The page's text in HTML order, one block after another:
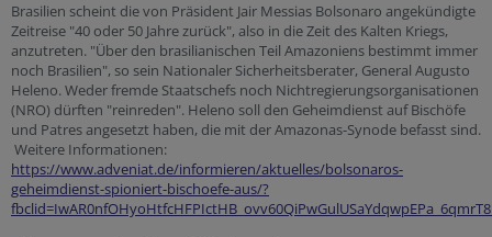
Brasilien scheint die von Präsident Jair Messias Bolsonaro angekündigte
Zeitreise "40 oder 50 Jahre zurück", also in die Zeit des Kalten Kriegs,
anzutreten. "Über den brasilianischen Teil Amazoniens bestimmt immer
noch Brasilien", so sein Nationaler Sicherheitsberater, General Augusto
Heleno. Weder fremde Staatschefs noch Nichtregierungsorganisationen
(NRO) dürften "reinreden". Heleno soll den Geheimdienst auf Bischöfe
und Patres angesetzt haben, die mit der Amazonas-Synode befasst sind.
Weitere Informationen:
https://www.adveniat.de/informieren/aktuelles/bolsonaros-
geheimdienst-spioniert-bischoefe-aus/?